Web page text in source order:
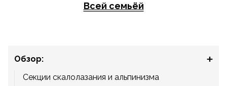
Всей семьёй
Обзор:
Секции скалолазания и альпинизма